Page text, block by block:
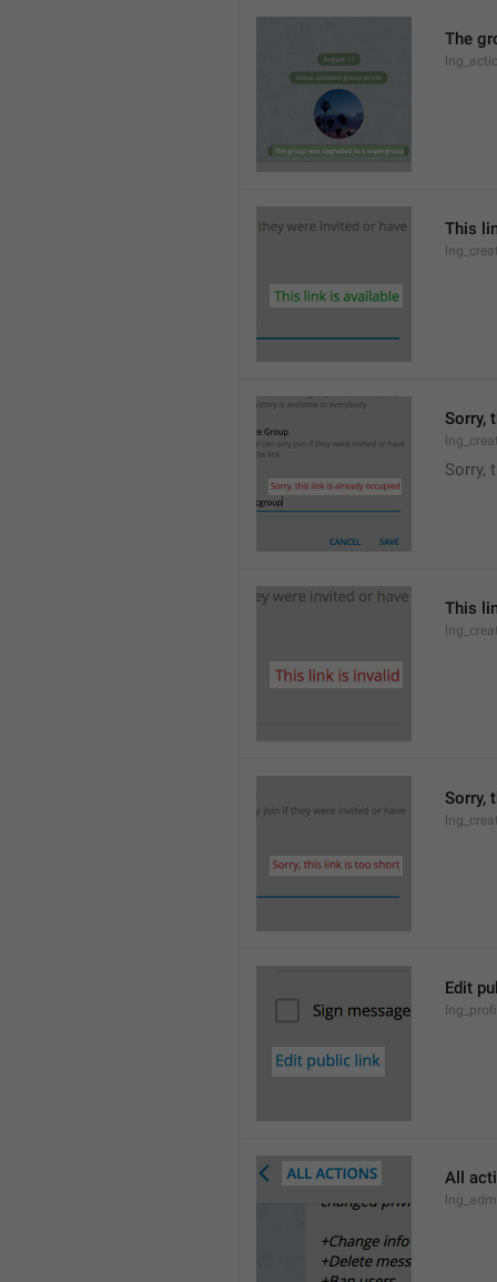
The
This
Sorry,
Sorry,
This
Sorry,
Edit
All